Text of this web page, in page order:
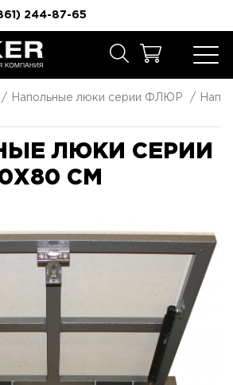
244-87-65
Напольные люки серии ФЛЮР
ЛЮКИ СЕРИИ
СМ